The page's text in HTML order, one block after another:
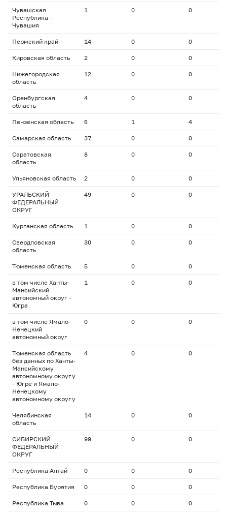
Чувашская
Республика -
Чувашия
1 0 0
Пермский край 14 0 0
Кировская область 2 0 0
Нижегородская
область
12 0 0
Оренбургская
область
4 0 0
Пензенская область 6 1 4
Самарская область 37 0 0
Саратовская
область
8 0 0
Ульяновская область 2 0 0
УРАЛЬСКИЙ
ФЕДЕРАЛЬНЫЙ
ОКРУГ
49 0 0
Курганская область 1 0 0
Свердловская
область
30 0 0
Тюменская область 5 0 0
в том числе Ханты-
Мансийский
автономный округ -
Югра
1 0 0
в том числе Ямало-
Ненецкий
автономный округ
0 0 0
Тюменская область
без данных по Ханты-
Мансийскому
автономному округу
- Югре и Ямало-
Ненецкому
автономному округу
4 0 0
Челябинская
область
14 0 0
СИБИРСКИЙ
ФЕДЕРАЛЬНЫЙ
ОКРУГ
99 0 0
Республика Алтай 0 0 0
Республика Бурятия 0 0 0
Республика Тыва 0 0 0